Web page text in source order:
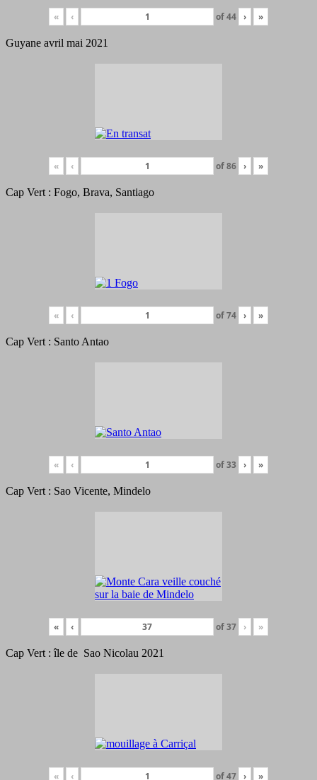
« ‹ of44 › »
Guyane avril mai 2021
« ‹ of86 › »
Cap Vert : Fogo, Brava, Santiago
« ‹ of74 › »
Cap Vert : Santo Antao
« ‹ of33 › »
Cap Vert : Sao Vicente, Mindelo
« ‹ of37 › »
Cap Vert : île de Sao Nicolau 2021
« ‹ of47 › »